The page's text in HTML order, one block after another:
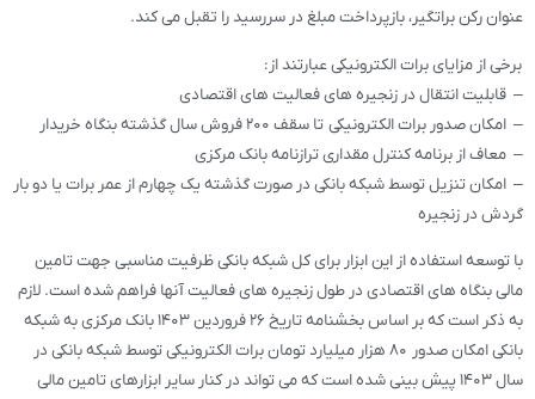
عنوان رکن براتگیر، بازپرداخت مبلغ در سررسید را تقبل می کند.
برخی از مزایای برات الکترونیکی عبارتند از:
– قابلیت انتقال در زنجیره های فعالیت های اقتصادی
– امکان صدور برات الکترونیکی تا سقف ۲۰۰ فروش سال گذشته بنگاه خریدار
– معاف از برنامه کنترل مقداری ترازنامه بانک مرکزی
– امکان تنزیل توسط شبکه بانکی در صورت گذشته یک چهارم از عمر برات یا دو بار
گردش در زنجیره
با توسعه استفاده از این ابزار برای کل شبکه بانکی ظرفیت مناسبی جهت تامین
مالی بنگاه های اقتصادی در طول زنجیره های فعالیت آنها فراهم شده است. لازم
به ذکر است که بر اساس بخشنامه تاریخ ۲۶ فروردین ۱۴۰۳ بانک مرکزی به شبکه
بانکی امکان صدور ۸۰ هزار میلیارد تومان برات الکترونیکی توسط شبکه بانکی در
سال ۱۴۰۳ پیش بینی شده است که می تواند در کنار سایر ابزارهای تامین مالی